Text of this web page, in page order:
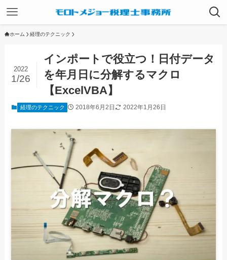
ホーム 経理のテクニック
インポートで役立つ！日付データ
を年月日に分解するマクロ
【ExcelVBA】
2022
1/26
経理のテクニック 2018年6月2日 2022年1月26日